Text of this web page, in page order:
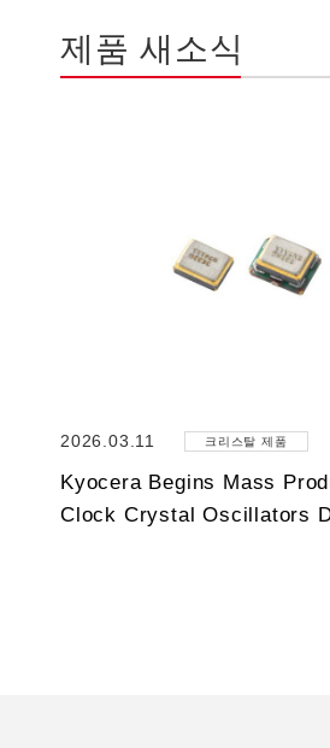
제품 새소식
2026.03.11 크리스탈 제품
Kyocera Begins Mass
Clock Crystal Oscillators